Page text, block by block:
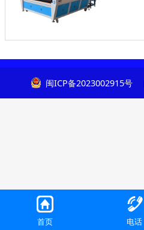
闽ICP备2023002915号
首页 电话